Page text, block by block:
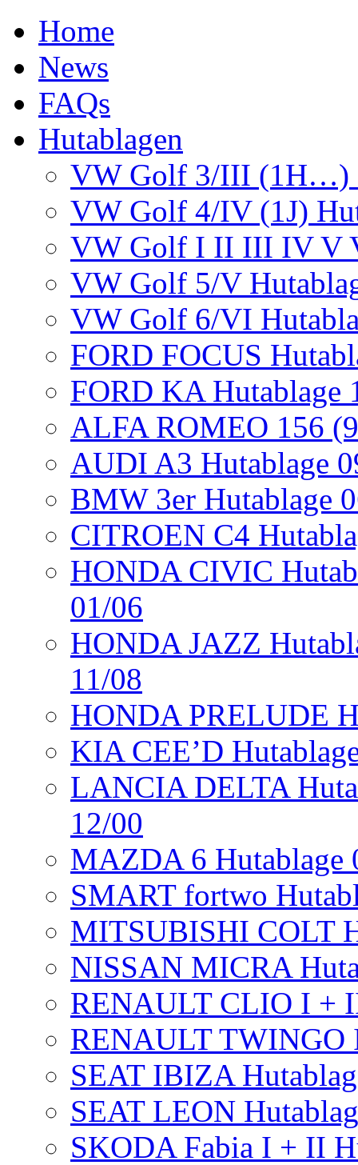
Home
News
FAQs
Hutablagen
VW Golf 3/III (1H…)
VW Golf 4/IV (1J)
VW Golf I II III IV V
VW Golf 5/V
VW Golf 6/VI
FORD FOCUS
FORD KA Hutablage
ALFA ROMEO 156
AUDI A3 Hutablage
BMW 3er Hutablage
CITROEN C4
HONDA CIVIC
01/06
HONDA JAZZ
11/08
HONDA PRELUDE
KIA CEE’D
LANCIA DELTA
12/00
MAZDA 6 Hutablage
SMART fortwo
MITSUBISHI COLT
NISSAN MICRA
RENAULT CLIO I +
RENAULT TWINGO
SEAT IBIZA
SEAT LEON
SKODA Fabia I + II